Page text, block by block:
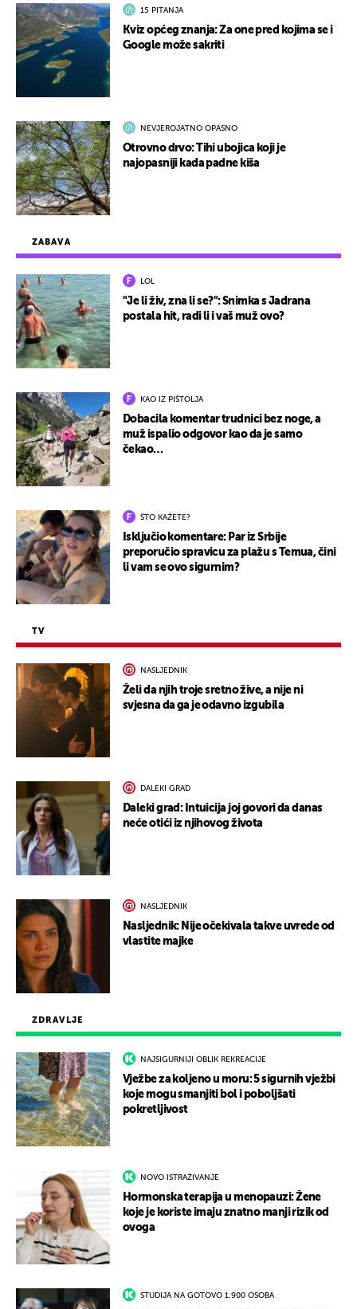
ZDRAVLJE
NAJSIGURNIJI OBLIK REKREACIJE
Vježbe za koljeno u moru: 5 sigurnih vježbi
koje mogu smanjiti bol i poboljšati
pokretljivost
NOVO ISTRAŽIVANJE
Hormonska terapija u menopauzi: Žene
koje je koriste imaju znatno manji rizik od
ovoga
STUDIJA NA GOTOVO 1.900 OSOBA
ZABAVA
LOL
"Je li živ, zna li se?": Snimka s Jadrana
postala hit, radi li i vaš muž ovo?
KAO IZ PIŠTOLJA
Dobacila komentar trudnici bez noge, a
muž ispalio odgovor kao da je samo
čekao…
ŠTO KAŽETE?
Isključio komentare: Par iz Srbije
preporučio spravicu za plažu s Temua, čini
li vam se ovo sigurnim?
TV
NASLJEDNIK
Želi da njih troje sretno žive, a nije ni
svjesna da ga je odavno izgubila
DALEKI GRAD
Daleki grad: Intuicija joj govori da danas
neće otići iz njihovog života
NASLJEDNIK
Nasljednik: Nije očekivala takve uvrede od
vlastite majke
15 PITANJA
Kviz općeg znanja: Za one pred kojima se i
Google može sakriti
NEVJEROJATNO OPASNO
Otrovno drvo: Tihi ubojica koji je
najopasniji kada padne kiša